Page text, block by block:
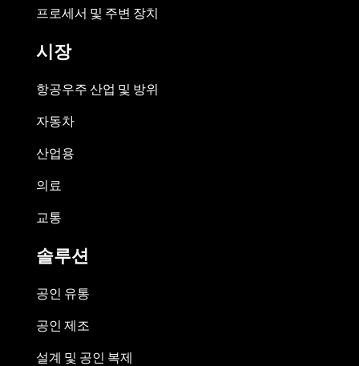
프로세서 및 주변 장치
시장
항공우주 산업 및 방위
자동차
산업용
의료
교통
솔루션
공인 유통
공인 제조
설계 및 공인 복제